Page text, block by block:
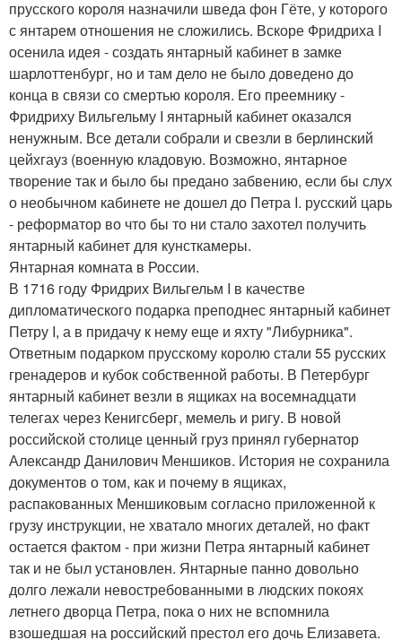
прусского короля назначили шведа фон Гёте, у которого
с янтарем отношения не сложились. Вскоре Фридриха I
осенила идея - создать янтарный кабинет в замке
шарлоттенбург, но и там дело не было доведено до
конца в связи со смертью короля. Его преемнику -
Фридриху Вильгельму I янтарный кабинет оказался
ненужным. Все детали собрали и свезли в берлинский
цейхгауз (военную кладовую. Возможно, янтарное
творение так и было бы предано забвению, если бы слух
о необычном кабинете не дошел до Петра I. русский царь
- реформатор во что бы то ни стало захотел получить
янтарный кабинет для кунсткамеры.
Янтарная комната в России.
В 1716 году Фридрих Вильгельм I в качестве
дипломатического подарка преподнес янтарный кабинет
Петру I, а в придачу к нему еще и яхту "Либурника".
Ответным подарком прусскому королю стали 55 русских
гренадеров и кубок собственной работы. В Петербург
янтарный кабинет везли в ящиках на восемнадцати
телегах через Кенигсберг, мемель и ригу. В новой
российской столице ценный груз принял губернатор
Александр Данилович Меншиков. История не сохранила
документов о том, как и почему в ящиках,
распакованных Меншиковым согласно приложенной к
грузу инструкции, не хватало многих деталей, но факт
остается фактом - при жизни Петра янтарный кабинет
так и не был установлен. Янтарные панно довольно
долго лежали невостребованными в людских покоях
летнего дворца Петра, пока о них не вспомнила
взошедшая на российский престол его дочь Елизавета.